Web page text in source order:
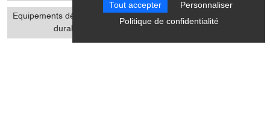
Equipements développement
durable
Entrée indépendante
Tout accepter Personnaliser
Politique de confidentialité